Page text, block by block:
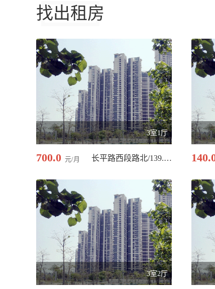
找出租房
3室1厅
700.0 元/月 长平路西段路北/139.00 平米
3室2厅